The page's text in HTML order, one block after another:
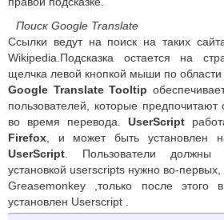
Поиск Google Translate
Ссылки ведут на поиск на таких
Wikipedia.Подсказка остается на
щелчка левой кнопкой мыши по области
Google Translate Tooltip
пользователей, которые предпочитают
во время перевода. UserScript
Firefox , и может быть установлен
UserScript . Пользователи
установкой userscripts нужно во-
Greasemonkey ,только после этого
установлен Userscript .